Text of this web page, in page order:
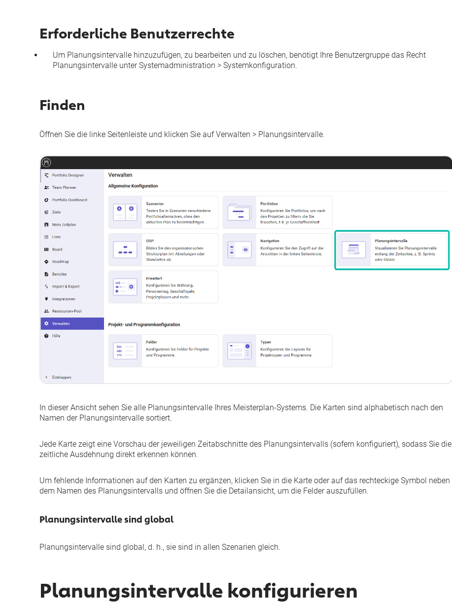
Erforderliche Benutzerrechte
Um Planungsintervalle hinzuzufügen, zu bearbeiten und zu löschen, benötigt Ihre Benutzergruppe das Recht
Planungsintervalle unterSystemadministration > Systemkonfiguration.
Finden
Öffnen Sie die linke Seitenleiste und klicken Sie aufVerwalten > Planungsintervalle.
In dieser Ansicht sehen Sie alle Planungsintervalle Ihres Meisterplan-Systems. Die Karten sind alphabetisch nach den
Namen der Planungsintervalle sortiert.
Jede Karte zeigt eine Vorschau der jeweiligen Zeitabschnitte des Planungsintervalls (sofern konfiguriert), sodass Sie die
zeitliche Ausdehnung direkt erkennen können.
Um fehlende Informationen auf den Karten zu ergänzen, klicken Sie in die Karte oder auf das rechteckige Symbol neben
dem Namen des Planungsintervalls und öffnen Sie die Detailansicht, um die Felder auszufüllen.
Planungsintervalle sind global
Planungsintervalle sind global, d. h., sie sind in allen Szenarien gleich.
Planungsintervalle konfigurieren